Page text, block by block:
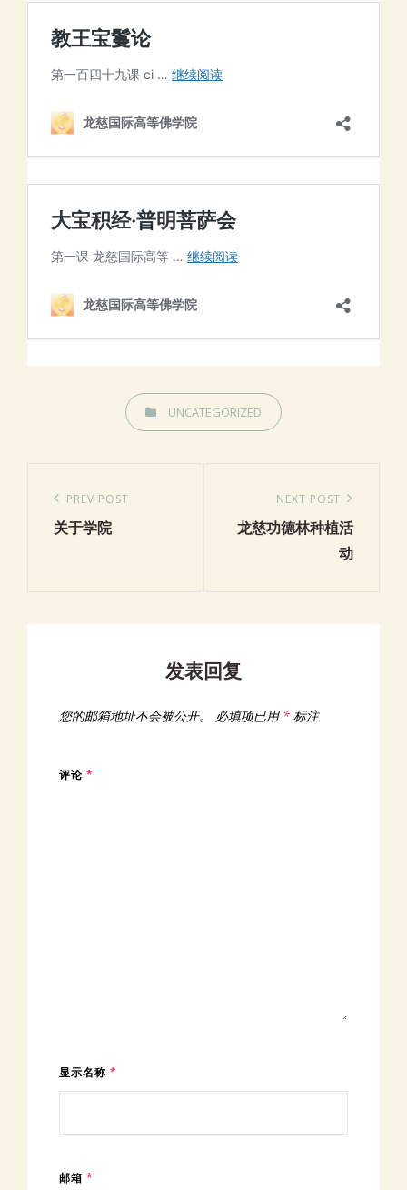
CATEGORIESUNCATEGORIZED
Previous
Post
PREV POST
关于学院
Post
NEXT POST
龙慈功德林种植活
动
发表回复
您的邮箱地址不会被公开。 必填项已用 * 标注
评论 *
显示名称 *
邮箱 *